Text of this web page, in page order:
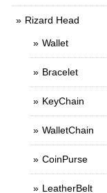
Rizard Head
Wallet
Bracelet
KeyChain
WalletChain
CoinPurse
LeatherBelt